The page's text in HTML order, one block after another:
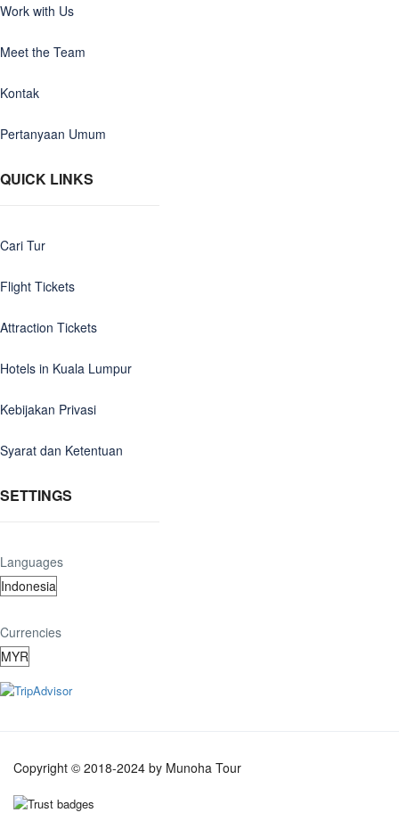
Work with Us
Meet the Team
Kontak
Pertanyaan Umum
QUICK LINKS
Cari Tur
Flight Tickets
Attraction Tickets
Hotels in Kuala Lumpur
Kebijakan Privasi
Syarat dan Ketentuan
SETTINGS
Languages
Currencies
Copyright © 2018-2024 by Munoha Tour